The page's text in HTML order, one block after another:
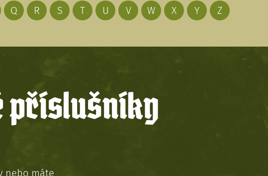
Q R S T U V W X Y Z
příslušníky
nebo máte